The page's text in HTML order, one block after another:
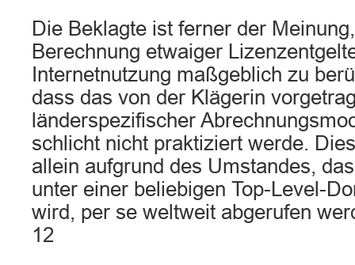
Die Beklagte ist ferner der
Berechnung etwaiger
Internetnutzung maßgeblich zu
dass das von der Klägerin
länderspezifischer
schlicht nicht praktiziert werde.
allein aufgrund des Umstandes,
unter einer beliebigen Top-Level-
wird, per se weltweit abgerufen
12